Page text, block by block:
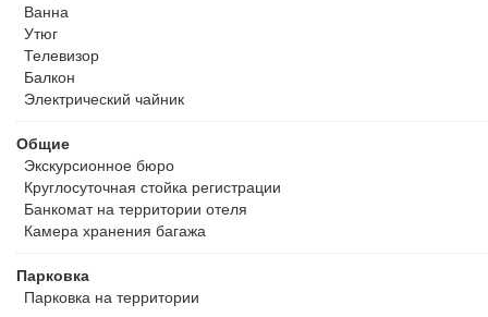
Ванна
Утюг
Телевизор
Балкон
Электрический чайник
Общие
Экскурсионное бюро
Круглосуточная стойка регистрации
Банкомат на территории отеля
Камера хранения багажа
Парковка
Парковка на территории